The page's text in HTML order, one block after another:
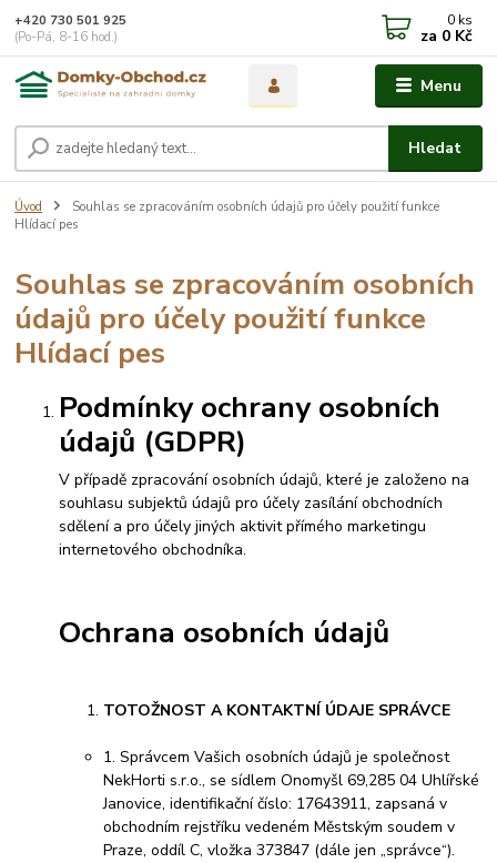
Menu
Hledat
+420 730 501 925
(Po-Pá, 8-16 hod.)
0 ks
za 0 Kč
Úvod
Souhlas se zpracováním osobních údajů pro účely použití funkce
Hlídací pes
Souhlas se zpracováním osobních
údajů pro účely použití funkce
Hlídací pes
Podmínky ochrany osobních
údajů (GDPR)
V případě zpracování osobních údajů, které je založeno na
souhlasu subjektů údajů pro účely zasílání obchodních
sdělení a pro účely jiných aktivit přímého marketingu
internetového obchodníka.
Ochrana osobních údajů
TOTOŽNOST A KONTAKTNÍ ÚDAJE SPRÁVCE
1. Správcem Vašich osobních údajů je společnost
NekHorti s.r.o., se sídlem Onomyšl 69,285 04 Uhlířské
Janovice, identifikační číslo: 17643911, zapsaná v
obchodním rejstříku vedeném Městským soudem v
Praze, oddíl C, vložka 373847 (dále jen „správce“).